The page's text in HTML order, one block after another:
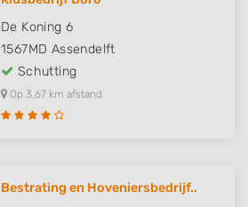
De Koning 6
1567MD Assendelft
Schutting
Op 3,67 km afstand
Bestrating en Hoveniersbedrijf..